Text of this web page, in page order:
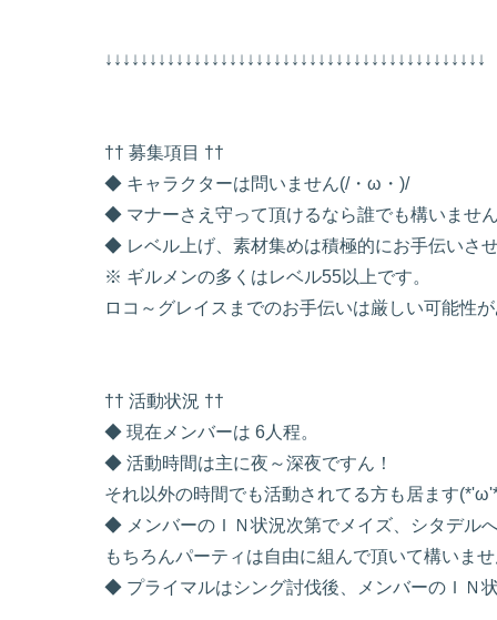
↓↓↓↓↓↓↓↓↓↓↓↓↓↓↓↓↓↓↓↓↓↓↓↓↓↓↓↓↓↓↓↓↓↓↓↓↓↓↓↓↓↓↓
†† 募集項目 ††
◆ キャラクターは問いません(/・ω・)/
◆ マナーさえ守って頂けるなら誰でも構いませ
◆ レベル上げ、素材集めは積極的にお手伝いさ
※ ギルメンの多くはレベル55以上です。
ロコ～グレイスまでのお手伝いは厳しい可能性
†† 活動状況 ††
◆ 現在メンバーは 6人程。
◆ 活動時間は主に夜～深夜ですん！
それ以外の時間でも活動されてる方も居ます
◆ メンバーのＩＮ状況次第でメイズ、シタデル
もちろんパーティは自由に組んで頂いて構いませ
◆ プライマルはシング討伐後、メンバーのＩＮ